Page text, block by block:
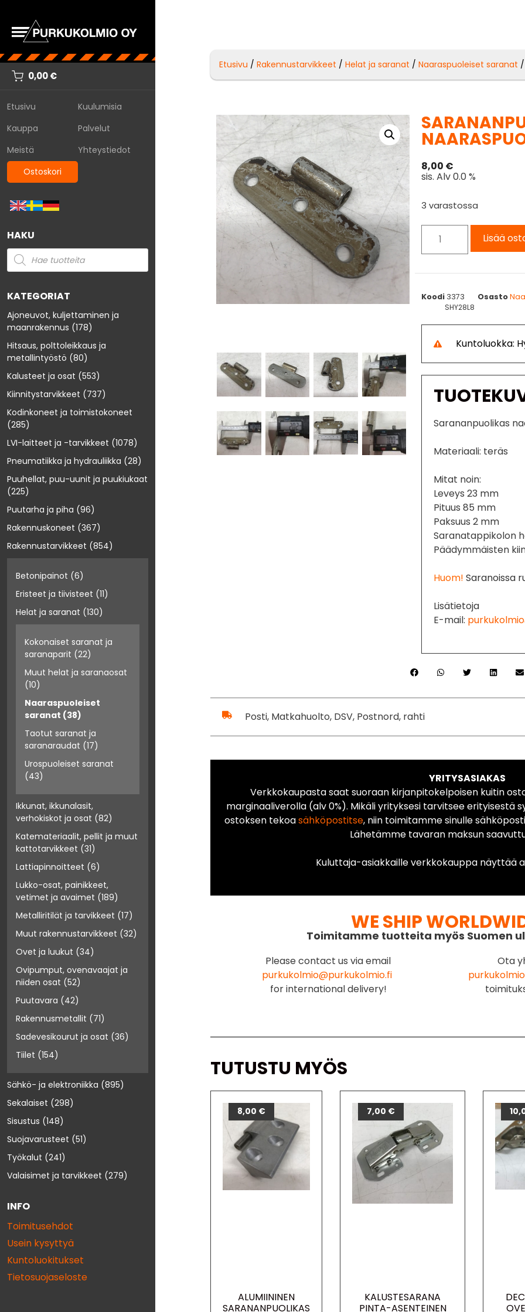
0,00€
Etusivu
Kuulumisia
Kauppa
Palvelut
Meistä
Yhteystiedot
Ostoskori
HAKU
KATEGORIAT
Ajoneuvot, kuljettaminen ja
maanrakennus (178)
Hitsaus, polttoleikkaus ja
metallintyöstö (80)
Kalusteet ja osat (553)
Kiinnitystarvikkeet (737)
Kodinkoneet ja toimistokoneet
(285)
LVI-laitteet ja -tarvikkeet (1078)
Pneumatiikka ja hydrauliikka (28)
Puuhellat, puu-uunit ja puukiukaat
(225)
Puutarha ja piha (96)
Rakennuskoneet (367)
Rakennustarvikkeet (854)
Betonipainot (6)
Eristeet ja tiivisteet (11)
Helat ja saranat (130)
Kokonaiset saranat ja
saranaparit (22)
Muut helat ja saranaosat
(10)
Naaraspuoleiset
saranat (38)
Taotut saranat ja
saranaraudat (17)
Urospuoleiset saranat
(43)
Ikkunat, ikkunalasit,
verhokiskot ja osat (82)
Katemateriaalit, pellit ja muut
kattotarvikkeet (31)
Lattiapinnoitteet (6)
Lukko-osat, painikkeet,
vetimet ja avaimet (189)
Metalliritilät ja tarvikkeet (17)
Muut rakennustarvikkeet (32)
Ovet ja luukut (34)
Ovipumput, ovenavaajat ja
niiden osat (52)
Puutavara (42)
Rakennusmetallit (71)
Sadevesikourut ja osat (36)
Tiilet (154)
Sähkö- ja elektroniikka (895)
Sekalaiset (298)
Sisustus (148)
Suojavarusteet (51)
Työkalut (241)
Valaisimet ja tarvikkeet (279)
INFO
Toimitusehdot
Usein kysyttyä
Kuntoluokitukset
Tietosuojaseloste
Etusivu /Rakennustarvikkeet /Helat ja saranat /Naaraspuoleiset saranat
8,00 €
sis. Alv 0.0 %
3 varastossa
Lisää
Koodi 3373 Osasto
SHY28L8
Kuntoluokka:
Sarananpuolikas
Materiaali: teräs
Mitat noin:
Leveys 23 mm
Pituus 85 mm
Paksuus 2 mm
Saranatappikolon
Päädymmäisten
Huom! Saranoissa
Lisätietoja
E-mail:
Posti, Matkahuolto, DSV, Postnord, rahti
YRITYSASIAKAS
Verkkokaupasta saat suoraan kirjanpitokelpoisen kuitin
marginaaliverolla (alv 0%). Mikäli yrityksesi tarvitsee erityisestä
ostoksen tekoasähköpostitse, niin toimitamme sinulle
Lähetämme tavaran maksun
Kuluttaja-asiakkaille verkkokauppa näyttää
WE SHIP
Toimitamme tuotteita myös Suomen
Please contact us via email
purkukolmio@purkukolmio.fi
for international delivery!
Ota
TUTUSTU MYÖS
ALUMIININEN
SARANANPUOLIKAS
8,00 €
KALUSTESARANA
PINTA-ASENTEINEN
7,00 €